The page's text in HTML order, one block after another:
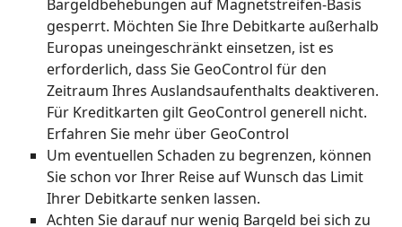
Bargeldbehebungen auf Magnetstreifen-Basis
gesperrt. Möchten Sie Ihre Debitkarte außerhalb
Europas uneingeschränkt einsetzen, ist es
erforderlich, dass Sie GeoControl für den
Zeitraum Ihres Auslandsaufenthalts deaktiveren.
Für Kreditkarten gilt GeoControl generell nicht.
Erfahren Sie mehr über GeoControl
Um eventuellen Schaden zu begrenzen, können
Sie schon vor Ihrer Reise auf Wunsch das Limit
Ihrer Debitkarte senken lassen.
Achten Sie darauf nur wenig Bargeld bei sich zu